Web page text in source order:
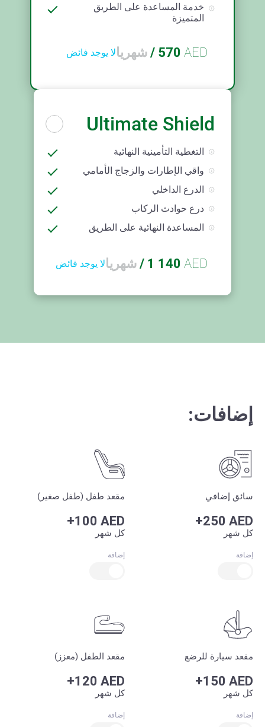
خدمة المساعدة على الطريق
المتميزة
AED
570
/ شهريالا يوجد فائض
Ultimate Shield
التغطية التأمينية النهائية
واقي الإطارات والزجاج الأمامي
الدرع الداخلي
درع حوادث الركاب
المساعدة النهائية على الطريق
AED
1 140
/ شهريالا يوجد فائض
إضافات:
سائق إضافي
+250 AED
كل شهر
إضافة
مقعد طفل (طفل صغير)
+100 AED
كل شهر
إضافة
مقعد سيارة للرضع
+150 AED
كل شهر
إضافة
مقعد الطفل (معزز)
+120 AED
كل شهر
إضافة